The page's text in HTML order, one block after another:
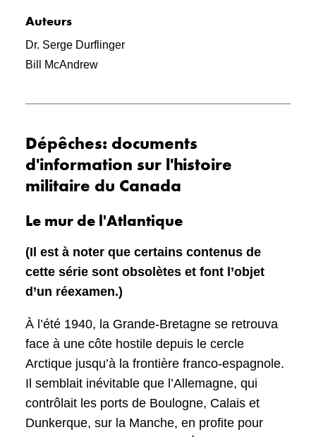
Auteurs
Dr. Serge Durflinger
Bill McAndrew
Dépêches: documents
d'information sur l'histoire
militaire du Canada
Le mur de l'Atlantique
(Il est à noter que certains contenus de
cette série sont obsolètes et font l’objet
d’un réexamen.)
À l’été 1940, la Grande-Bretagne se retrouva
face à une côte hostile depuis le cercle
Arctique jusqu’à la frontière franco-espagnole.
Il semblait inévitable que l’Allemagne, qui
contrôlait les ports de Boulogne, Calais et
Dunkerque, sur la Manche, en profite pour